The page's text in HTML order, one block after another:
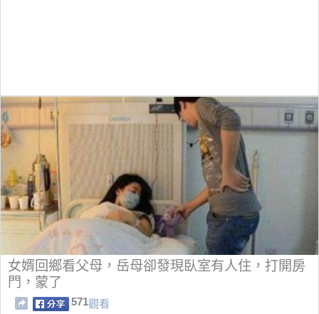
女婿回鄉看父母，岳母卻發現臥室有人住，打開房
門，蒙了
571觀看